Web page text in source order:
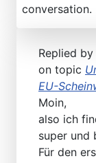
conversation.
Replied by
on topic
EU-
Moin,
also ich
super und
Für den